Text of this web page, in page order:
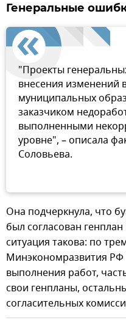
Генеральные
"Проекты
внесения изменений
муниципальных
заказчиком
выполненными
уровне", – описала
Соловьева.
Она подчеркнула, что
был согласован
ситуация такова: по
Минэкономразвития РФ
выполнения работ,
свои генпланы,
согласительных